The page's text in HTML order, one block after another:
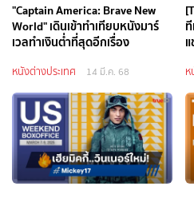
"Captain America: Brave New
World" เดินเข้าทำเทียบหนังมาร์
เวลทำเงินต่ำที่สุดอีกเรื่อง
หนังต่างประเทศ 14 มี.ค. 68 ห